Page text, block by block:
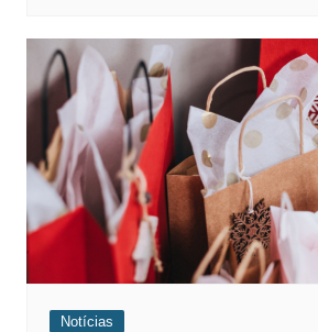
Notícias